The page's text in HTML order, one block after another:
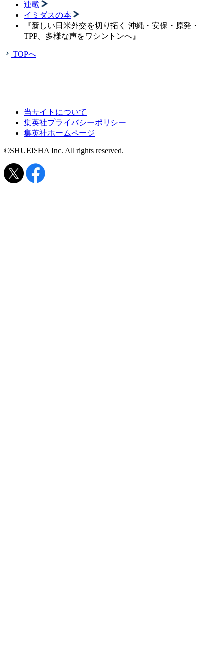
連載
イミダスの本
『新しい日米外交を切り拓く 沖縄・安保・原発・
TPP、多様な声をワシントンへ』
TOPへ
当サイトについて
集英社プライバシーポリシー
集英社ホームページ
©SHUEISHA Inc. All rights reserved.